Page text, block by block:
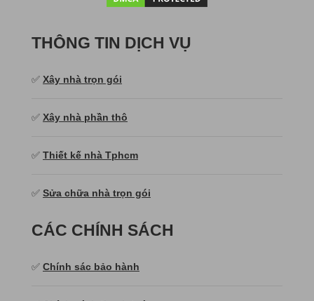
THÔNG TIN DỊCH VỤ
✅ Xây nhà trọn gói
✅ Xây nhà phần thô
✅ Thiết kế nhà Tphcm
✅ Sửa chữa nhà trọn gói
CÁC CHÍNH SÁCH
✅ Chính sác bảo hành